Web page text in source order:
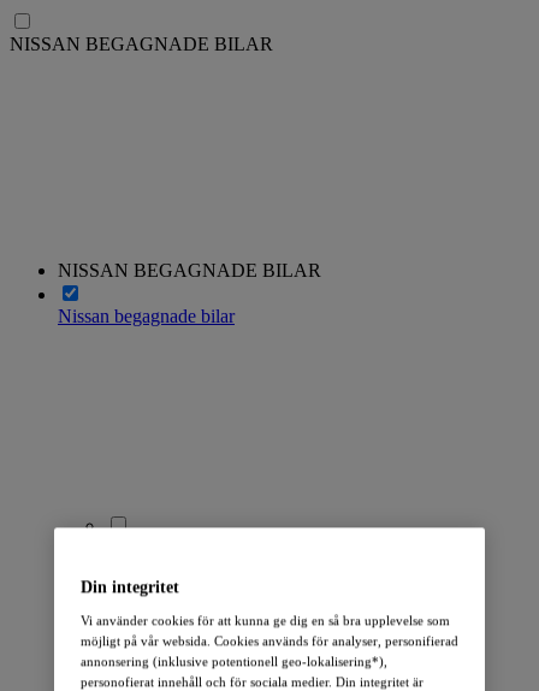
NISSAN BEGAGNADE BILAR
NISSAN BEGAGNADE BILAR
Nissan begagnade bilar
Din integritet
Vi använder cookies för att kunna ge dig en så bra upplevelse som
möjligt på vår websida. Cookies används för analyser, personifierad
annonsering (inklusive potentionell geo-lokalisering*),
personofierat innehåll och för sociala medier. Din integritet är